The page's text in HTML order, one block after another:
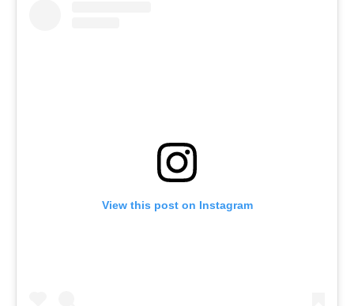
View this post on Instagram